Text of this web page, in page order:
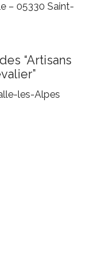
– 05330 Saint-
“Artisans
les-Alpes